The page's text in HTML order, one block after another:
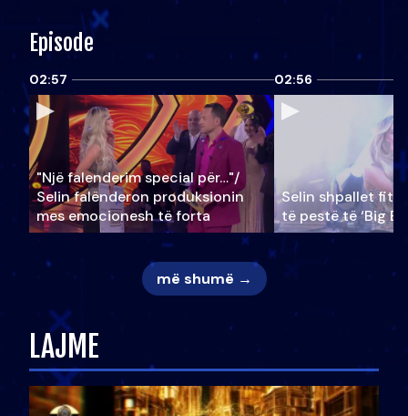
Episode
02:57
"Një falenderim special për…"/
Selin falënderon produksionin
mes emocionesh të forta
02:56
Selin shpallet
të pestë të ‘Big
më shumë →
LAJME